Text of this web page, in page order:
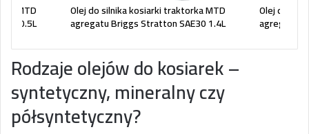
MTD
0.5L
Olej do silnika kosiarki traktorka MTD
agregatu Briggs Stratton SAE30 1.4L
Olej do
agregatu
Rodzaje olejów do kosiarek –
syntetyczny, mineralny czy
półsyntetyczny?